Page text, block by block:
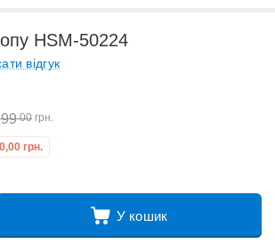
HSM-50224
відгук
00 грн.
грн.
У кошик